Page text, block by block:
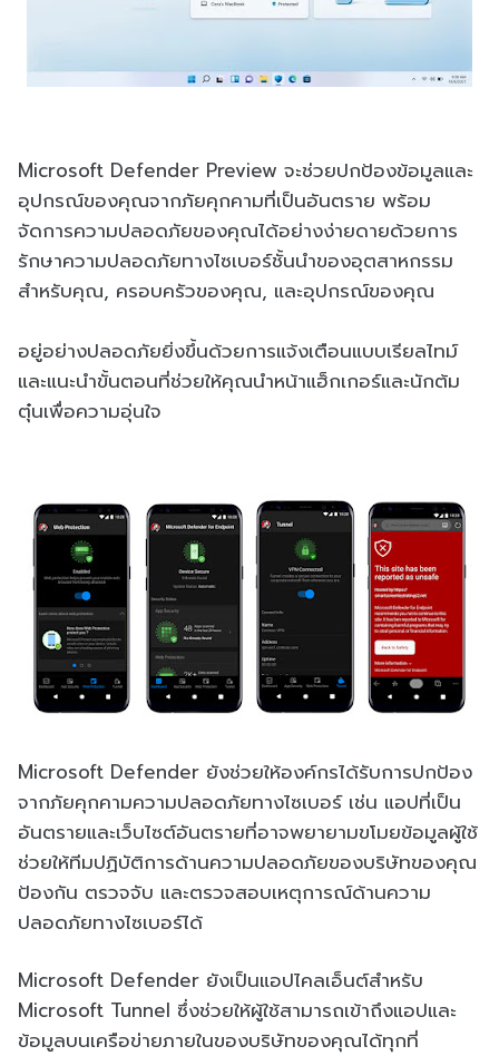
Microsoft Defender Preview จะช่วยปกป้องข้อมูลและ
อุปกรณ์ของคุณจากภัยคุกคามที่เป็นอันตราย พร้อม
จัดการความปลอดภัยของคุณได้อย่างง่ายดายด้วยการ
รักษาความปลอดภัยทางไซเบอร์ชั้นนำของอุตสาหกรรม
สำหรับคุณ, ครอบครัวของคุณ, และอุปกรณ์ของคุณ
อยู่อย่างปลอดภัยยิ่งขึ้นด้วยการแจ้งเตือนแบบเรียลไทม์
และแนะนำขั้นตอนที่ช่วยให้คุณนำหน้าแฮ็กเกอร์และนักต้ม
ตุ๋นเพื่อความอุ่นใจ
Microsoft Defender ยังช่วยให้องค์กรได้รับการปกป้อง
จากภัยคุกคามความปลอดภัยทางไซเบอร์ เช่น แอปที่เป็น
อันตรายและเว็บไซต์อันตรายที่อาจพยายามขโมยข้อมูลผู้ใช้
ช่วยให้ทีมปฏิบัติการด้านความปลอดภัยของบริษัทของคุณ
ป้องกัน ตรวจจับ และตรวจสอบเหตุการณ์ด้านความ
ปลอดภัยทางไซเบอร์ได้
Microsoft Defender ยังเป็นแอปไคลเอ็นต์สำหรับ
Microsoft Tunnel ซึ่งช่วยให้ผู้ใช้สามารถเข้าถึงแอปและ
ข้อมูลบนเครือข่ายภายในของบริษัทของคุณได้ทุกที่